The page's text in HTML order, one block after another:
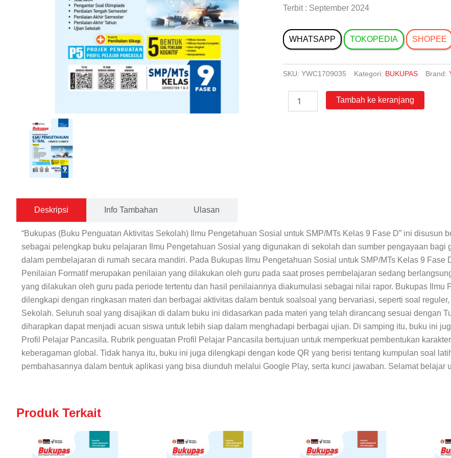
Terbit : September 2024
WHATSAPP TOKOPEDIA SHOPEE
SKU: YWC1709035 Kategori: BUKUPAS Brand:
Bukupas
Tambah ke keranjang
Deskripsi Info Tambahan Ulasan
“Bukupas (Buku Penguatan Aktivitas Sekolah) Ilmu Pengetahuan Sosial untuk SMP/MTs Kelas 9 Fase D” ini disusun
sebagai pelengkap buku pelajaran Ilmu Pengetahuan Sosial yang digunakan di sekolah dan sumber pengayaan
dalam pembelajaran di rumah secara mandiri. Pada Bukupas Ilmu Pengetahuan Sosial untuk SMP/MTs Kelas 9 Fase
Penilaian Formatif merupakan penilaian yang dilakukan oleh guru pada saat proses pembelajaran sedang
yang dilakukan oleh guru pada periode tertentu dan hasil penilaiannya diakumulasi sebagai nilai rapor. Bukupas Ilmu
dilengkapi dengan ringkasan materi dan berbagai aktivitas dalam bentuk soalsoal yang bervariasi, seperti soal
Sekolah. Seluruh soal yang disajikan di dalam buku ini didasarkan pada materi yang telah dirancang sesuai dengan
diharapkan dapat menjadi acuan siswa untuk lebih siap dalam menghadapi berbagai ujian. Di samping itu, buku ini
Profil Pelajar Pancasila. Rubrik penguatan Profil Pelajar Pancasila bertujuan untuk memperkuat pembentukan
keberagaman global. Tidak hanya itu, buku ini juga dilengkapi dengan kode QR yang berisi tentang kumpulan soal
pembahasannya dalam bentuk aplikasi yang bisa diunduh melalui Google Play, serta kunci jawaban. Selamat belajar
Produk Terkait